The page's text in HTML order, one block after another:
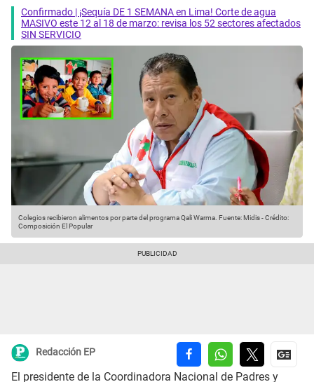
Confirmado | ¡Sequía DE 1 SEMANA en Lima! Corte de agua
MASIVO este 12 al 18 de marzo: revisa los 52 sectores afectados
SIN SERVICIO
Colegios recibieron alimentos por parte del programa Qali Warma. Fuente: Midis-Crédito:
Composición El Popular
Redacción EP
El presidente de la Coordinadora Nacional de Padres y